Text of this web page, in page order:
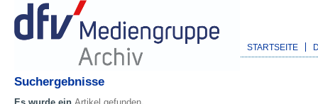
STARTSEITE
Suchergebnisse